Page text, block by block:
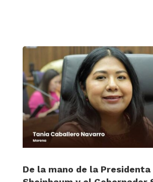
De la mano de la Presidenta